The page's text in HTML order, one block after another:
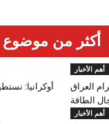
أكثر من موضوع
أوكرانيا:
أهم الأخبار
العراق
الطاقة
أهم الأخبار